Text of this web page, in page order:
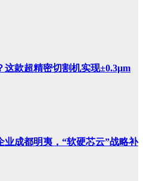
款超精密切割机实现±0.3μm
成都明夷，“软硬芯云”战略补